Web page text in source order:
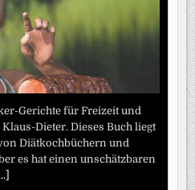
Gerichte für Freizeit und
Dieter. Dieses Buch liegt
Diätkochbüchern und
es hat einen unschätzbaren